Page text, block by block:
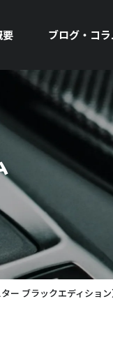
要 ブログ・コラ
ター ブラックエディショ